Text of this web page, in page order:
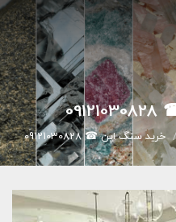
خرید سنگ اپن ☎ 09121030828